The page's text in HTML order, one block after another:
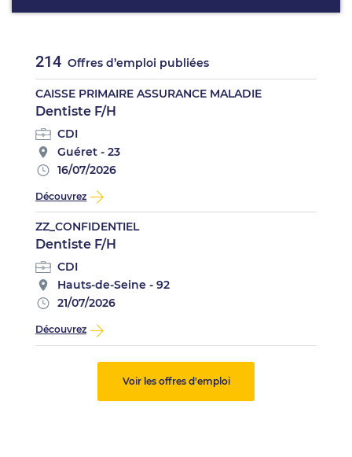
214 Offres d’emploi publiées
CAISSE PRIMAIRE ASSURANCE MALADIE
Dentiste F/H
CDI
Guéret - 23
16/07/2026
Découvrez
ZZ_CONFIDENTIEL
Dentiste F/H
CDI
Hauts-de-Seine - 92
21/07/2026
Découvrez
Voir les offres d'emploi